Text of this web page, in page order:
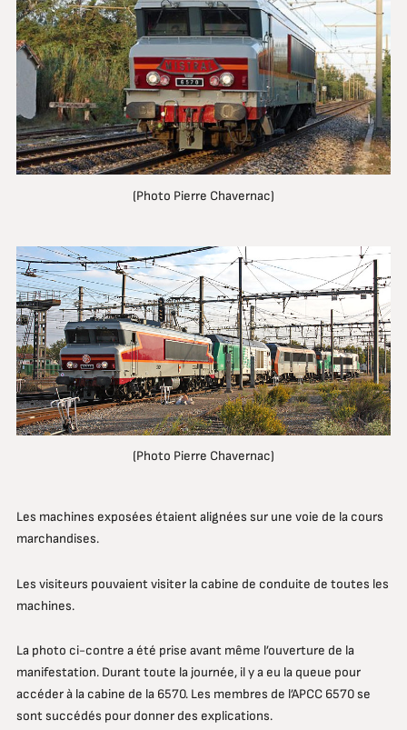
(Photo Pierre Chavernac)
(Photo Pierre Chavernac)
Les machines exposées étaient alignées sur une voie de la cours
marchandises.
Les visiteurs pouvaient visiter la cabine de conduite de toutes les
machines.
La photo ci-contre a été prise avant même l’ouverture de la
manifestation. Durant toute la journée, il y a eu la queue pour
accéder à la cabine de la 6570. Les membres de l’APCC 6570 se
sont succédés pour donner des explications.